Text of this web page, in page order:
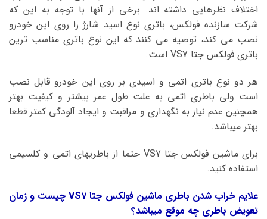
اختلاف نظرهایی داشته اند. برخی از آنها با توجه به این که
شرکت سازنده فولکس، باتری نوع اسید شارژ را روی این خودرو
نصب می کند، توصیه می کنند که این نوع باتری مناسب ترین
باتری فولکس جتا VS7 است.
هر دو نوع باتری اتمی و اسیدی بر روی این خودرو قابل نصب
است ولی باطری اتمی به علت طول عمر بیشتر و کیفیت بهتر
همچنین عدم نیاز به نگهداری و مراقبت و ایجاد آلودگی کمتر قطعا
بهتر میباشد.
برای ماشین فولکس جتا VS7 حتما از باطریهای اتمی و کلسیمی
استفاده کنید.
علایم خراب شدن باطری ماشین فولکس جتا VS7 چیست و زمان
تعویض باطری چه موقع میباشد؟